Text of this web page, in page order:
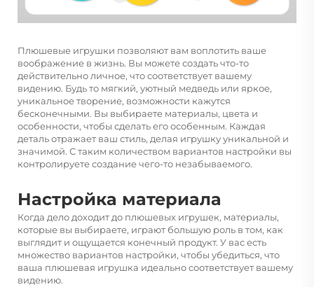
Плюшевые игрушки позволяют вам воплотить ваше
воображение в жизнь. Вы можете создать что-то
действительно личное, что соответствует вашему
видению. Будь то мягкий, уютный медведь или яркое,
уникальное творение, возможности кажутся
бесконечными. Вы выбираете материалы, цвета и
особенности, чтобы сделать его особенным. Каждая
деталь отражает ваш стиль, делая игрушку уникальной и
значимой. С таким количеством вариантов настройки вы
контролируете создание чего-то незабываемого.
Настройка материала
Когда дело доходит до плюшевых игрушек, материалы,
которые вы выбираете, играют большую роль в том, как
выглядит и ощущается конечный продукт. У вас есть
множество вариантов настройки, чтобы убедиться, что
ваша плюшевая игрушка идеально соответствует вашему
видению.